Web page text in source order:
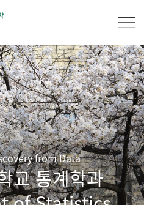
from Data
교 통계학과